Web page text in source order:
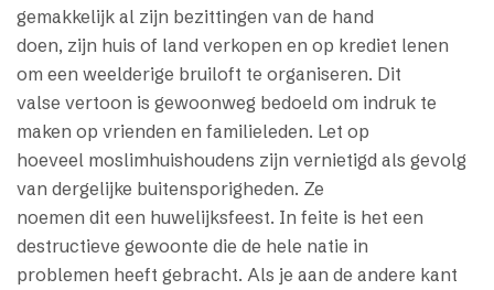
gemakkelijk al zijn bezittingen van de hand
doen, zijn huis of land verkopen en op krediet lenen
om een weelderige bruiloft te organiseren. Dit
valse vertoon is gewoonweg bedoeld om indruk te
maken op vrienden en familieleden. Let op
hoeveel moslimhuishoudens zijn vernietigd als gevolg
van dergelijke buitensporigheden. Ze
noemen dit een huwelijksfeest. In feite is het een
destructieve gewoonte die de hele natie in
problemen heeft gebracht. Als je aan de andere kant